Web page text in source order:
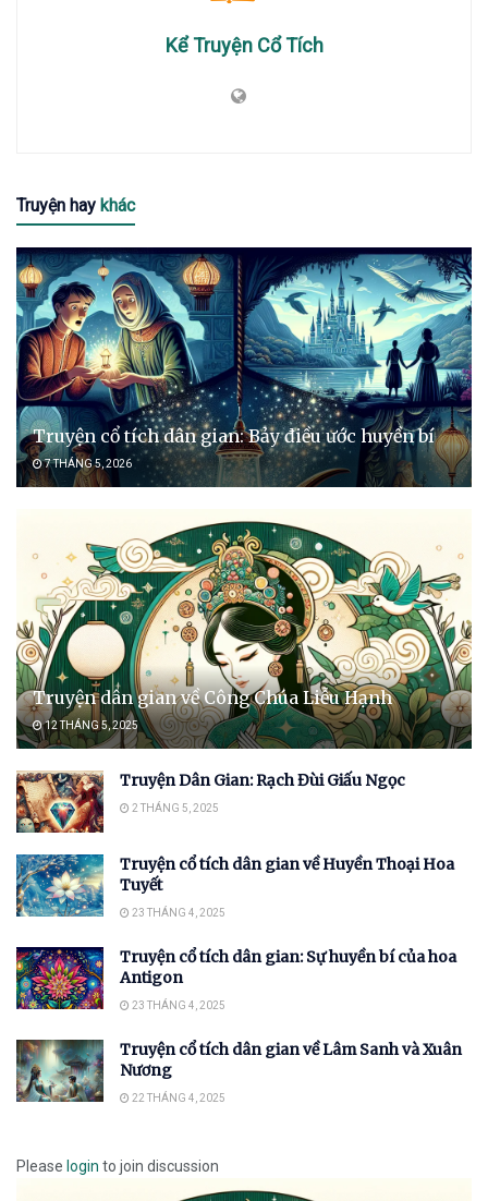
Kể Truyện Cổ Tích
Truyện hay khác
Truyện cổ tích dân gian: Bảy điều ước huyền bí
7 THÁNG 5, 2026
Truyện dân gian về Công Chúa Liễu Hạnh
12 THÁNG 5, 2025
Truyện Dân Gian: Rạch Đùi Giấu Ngọc
2 THÁNG 5, 2025
Truyện cổ tích dân gian về Huyền Thoại Hoa
Tuyết
23 THÁNG 4, 2025
Truyện cổ tích dân gian: Sự huyền bí của hoa
Antigon
23 THÁNG 4, 2025
Truyện cổ tích dân gian về Lâm Sanh và Xuân
Nương
22 THÁNG 4, 2025
Please login to join discussion